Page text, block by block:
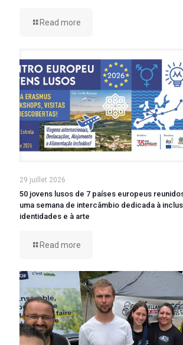
Read more
29 juillet 2026
50 jovens lusos de 7 países europeus
uma semana de intercâmbio dedicada à
identidades e à arte
Read more